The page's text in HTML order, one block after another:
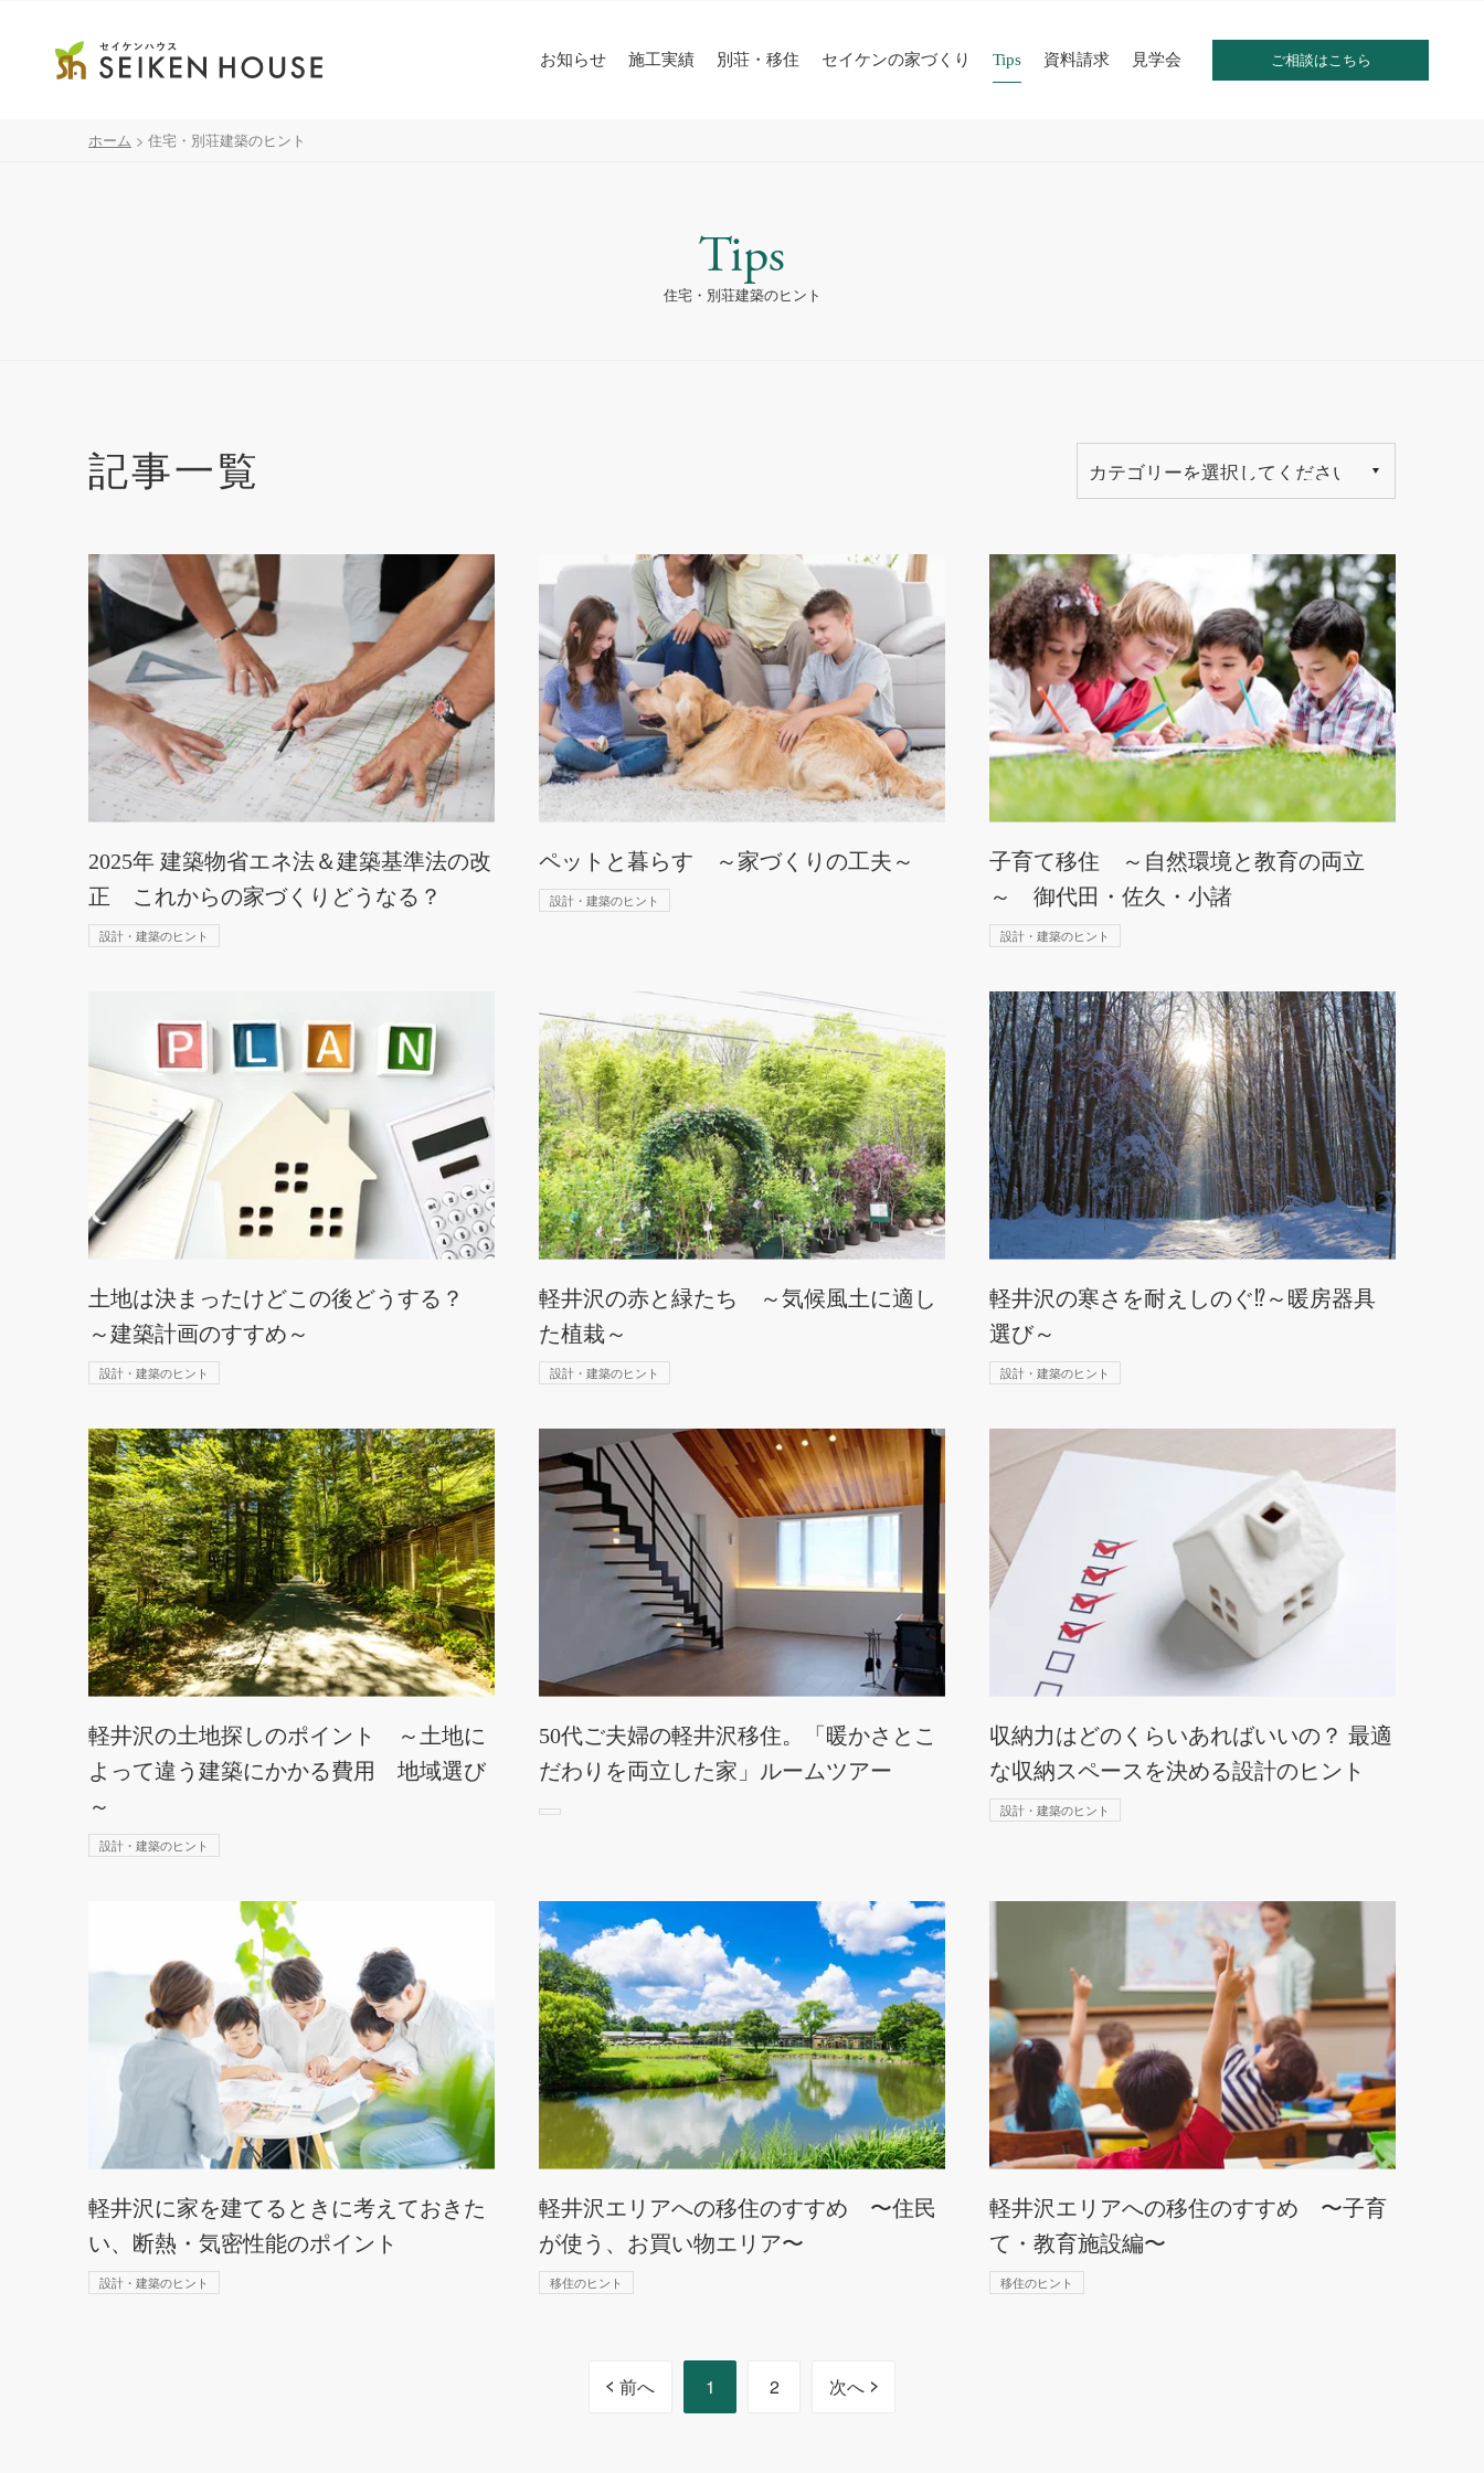
お知らせ 施工実績 別荘・移住 セイケンの家づくり Tips 資料請求 見学会 ご相談はこちら
ホーム > 住宅・別荘建築のヒント
Tips
住宅・別荘建築のヒント
記事一覧
2025年 建築物省エネ法＆建築基準法の改
正 これからの家づくりどうなる？
設計・建築のヒント
ペットと暮らす ～家づくりの工夫～
設計・建築のヒント
子育て移住 ～自然環境と教育の両立
～ 御代田・佐久・小諸
設計・建築のヒント
土地は決まったけどこの後どうする？
～建築計画のすすめ～
設計・建築のヒント
軽井沢の赤と緑たち ～気候風土に適し
た植栽～
設計・建築のヒント
軽井沢の寒さを耐えしのぐ⁉～暖房器具
選び～
設計・建築のヒント
軽井沢の土地探しのポイント ～土地に
よって違う建築にかかる費用 地域選び
～
設計・建築のヒント
50代ご夫婦の軽井沢移住。「暖かさとこ
だわりを両立した家」ルームツアー
収納力はどのくらいあればいいの？ 最適
な収納スペースを決める設計のヒント
設計・建築のヒント
軽井沢に家を建てるときに考えておきた
い、断熱・気密性能のポイント
設計・建築のヒント
軽井沢エリアへの移住のすすめ 〜住民
が使う、お買い物エリア〜
移住のヒント
軽井沢エリアへの移住のすすめ 〜子育
て・教育施設編〜
移住のヒント
前へ 1 2 次へ